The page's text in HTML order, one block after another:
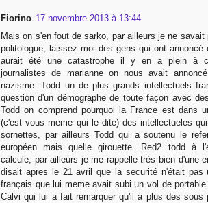
Fiorino 17 novembre 2013 à 13:44
Mais on s'en fout de sarko, par ailleurs je ne savait
politologue, laissez moi des gens qui ont annoncé
aurait été une catastrophe il y en a plein à
journalistes de marianne on nous avait
nazisme. Todd un de plus grands intellectuels
question d'un démographe de toute façon avec
Todd on comprend pourquoi la France est dans
(c'est vous meme qui le dite) des intellectueles
sornettes, par ailleurs Todd qui a soutenu le
européen mais quelle girouette. Red2 todd à
calcule, par ailleurs je me rappelle très bien d'une
disait apres le 21 avril que la securité n'était pas
français que lui meme avait subi un vol de
Calvi qui lui a fait remarquer qu'il a plus des sous